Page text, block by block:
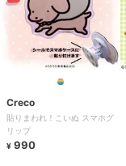
Creco
貼りまわれ！こいぬ スマホグ
リップ
¥ 990